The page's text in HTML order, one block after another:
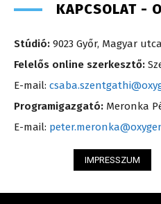
KAPCSOLAT -
Stúdió: 9023 Győr, Magyar
Felelős online szerkesztő:
E-mail:
Programigazgató: Meronka
E-mail:
IMPRESSZUM